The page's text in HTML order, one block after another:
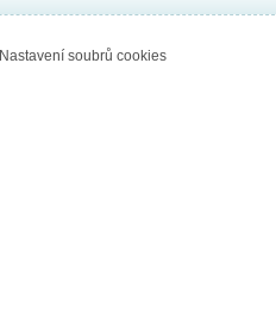
Nastavení soubrů cookies